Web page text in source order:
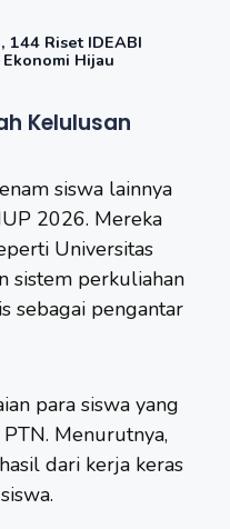
144 Riset IDEABI
Hijau
Kelulusan
siswa lainnya
2026. Mereka
Universitas
sistem perkuliahan
sebagai pengantar
para siswa yang
Menurutnya,
dari kerja keras